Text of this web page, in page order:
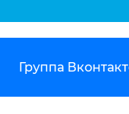
Группа